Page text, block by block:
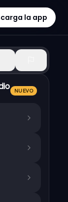
la app
NUEVO